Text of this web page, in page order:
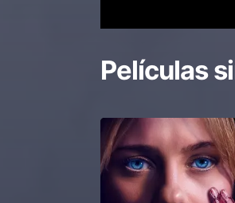
Películas